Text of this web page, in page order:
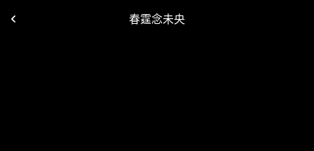
春霆念未央